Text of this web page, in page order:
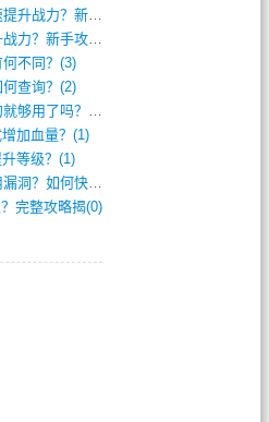
逆天单职业微端传奇如何快速提升战力？新手(4)
红月传说战神版如何快速提升战力？新手攻略(3)
不同？(3)
查询？(2)
一个特戒对传奇玩家来说真的就够用了吗？(1)
加血量？(1)
等级？(1)
逆水寒单职业存在哪些可利用漏洞？如何快速(1)
完整攻略揭(0)